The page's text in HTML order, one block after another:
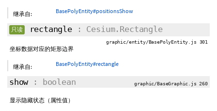
继承自: BasePolyEntity#positionsShow
只读 rectangle : Cesium.Rectangle
graphic/entity/BasePolyEntity.js 301
坐标数据对应的矩形边界
继承自: BasePolyEntity#rectangle
show: boolean graphic/BaseGraphic.js 260
显示隐藏状态（属性值）